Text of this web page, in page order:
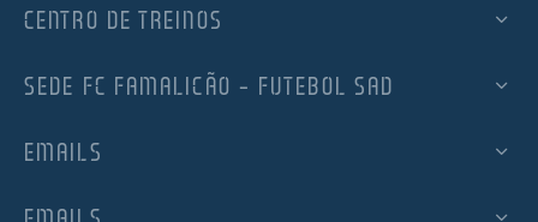
CENTRO DE TREINOS
SEDE FC FAMALICÃO – FUTEBOL SAD
EMAILS